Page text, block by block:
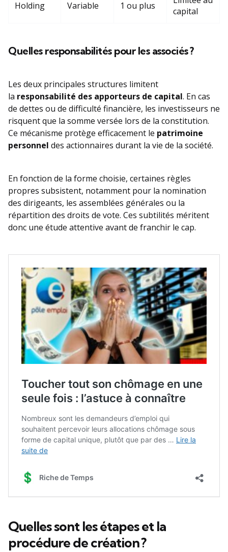
Holding Variable 1 ou plus
capital
Quelles responsabilités pour les associés ?
Les deux principales structures limitent
la responsabilité des apporteurs de capital. En cas
de dettes ou de difficulté financière, les investisseurs ne
risquent que la somme versée lors de la constitution.
Ce mécanisme protège efficacement le patrimoine
personnel des actionnaires durant la vie de la société.
En fonction de la forme choisie, certaines règles
propres subsistent, notamment pour la nomination
des dirigeants, les assemblées générales ou la
répartition des droits de vote. Ces subtilités méritent
donc une étude attentive avant de franchir le cap.
Quelles sont les étapes et la
procédure de création ?